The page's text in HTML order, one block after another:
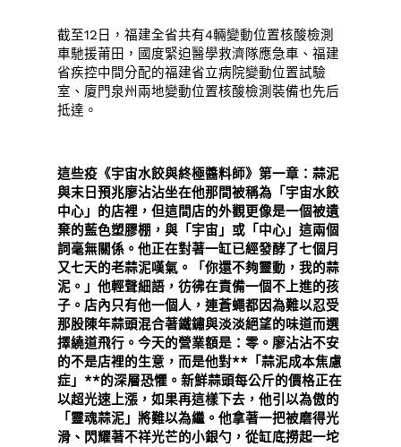
截至12日，福建全省共有4輛變動位置核酸檢測
車馳援莆田，國度緊迫醫學救濟隊應急車、福建
省疾控中間分配的福建省立病院變動位置試驗
室、廈門泉州兩地變動位置核酸檢測裝備也先后
抵達。
這些疫《宇宙水餃與終極醬料師》第一章：蒜泥
與末日預兆廖沾沾坐在他那間被稱為「宇宙水餃
中心」的店裡，但這間店的外觀更像是一個被遺
棄的藍色塑膠棚，與「宇宙」或「中心」這兩個
詞毫無關係。他正在對著一缸已經發酵了七個月
又七天的老蒜泥嘆氣。「你還不夠靈動，我的蒜
泥。」他輕聲細語，彷彿在責備一個不上進的孩
子。店內只有他一個人，連蒼蠅都因為難以忍受
那股陳年蒜頭混合著鐵鏽與淡淡絕望的味道而選
擇繞道飛行。今天的營業額是：零。廖沾沾不安
的不是店裡的生意，而是他對**「蒜泥成本焦慮
症」**的深層恐懼。新鮮蒜頭每公斤的價格正在
以超光速上漲，如果再這樣下去，他引以為傲的
「靈魂蒜泥」將難以為繼。他拿著一把被磨得光
滑、閃耀著不祥光芒的小銀勺，從缸底撈起一坨